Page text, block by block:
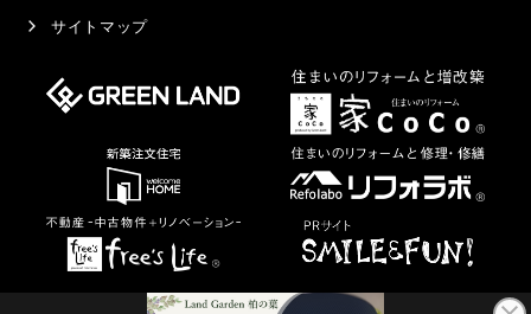
サイトマップ